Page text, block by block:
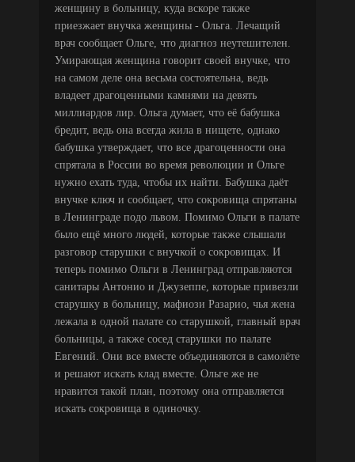
женщину в больницу, куда вскоре также
приезжает внучка женщины - Ольга. Лечащий
врач сообщает Ольге, что диагноз неутешителен.
Умирающая женщина говорит своей внучке, что
на самом деле она весьма состоятельна, ведь
владеет драгоценными камнями на девять
миллиардов лир. Ольга думает, что её бабушка
бредит, ведь она всегда жила в нищете, однако
бабушка утверждает, что все драгоценности она
спрятала в России во время революции и Ольге
нужно ехать туда, чтобы их найти. Бабушка даёт
внучке ключ и сообщает, что сокровища спрятаны
в Ленинграде подо львом. Помимо Ольги в палате
было ещё много людей, которые также слышали
разговор старушки с внучкой о сокровищах. И
теперь помимо Ольги в Ленинград отправляются
санитары Антонио и Джузеппе, которые привезли
старушку в больницу, мафиози Разарио, чья жена
лежала в одной палате со старушкой, главный врач
больницы, а также сосед старушки по палате
Евгений. Они все вместе объединяются в самолёте
и решают искать клад вместе. Ольге же не
нравится такой план, поэтому она отправляется
искать сокровища в одиночку.